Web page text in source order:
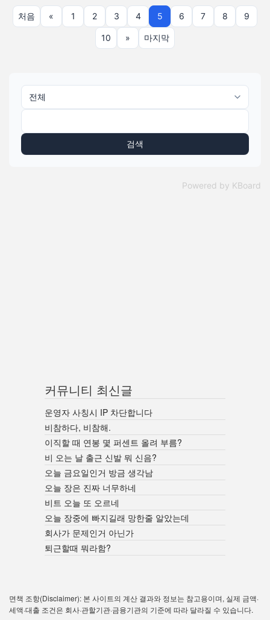
처음 « 1 2 3 4 5 6 7 8 9
10 » 마지막
검색
Powered by KBoard
커뮤니티 최신글
운영자 사칭시 IP 차단합니다
비참하다, 비참해.
이직할 때 연봉 몇 퍼센트 올려 부름?
비 오는 날 출근 신발 뭐 신음?
오늘 금요일인거 방금 생각남
오늘 장은 진짜 너무하네
비트 오늘 또 오르네
오늘 장중에 빠지길래 망한줄 알았는데
회사가 문제인거 아닌가
퇴근할때 뭐라함?
면책 조항(Disclaimer): 본 사이트의 계산 결과와 정보는 참고용이며, 실제 금액·
세액·대출 조건은 회사·관할기관·금융기관의 기준에 따라 달라질 수 있습니다.